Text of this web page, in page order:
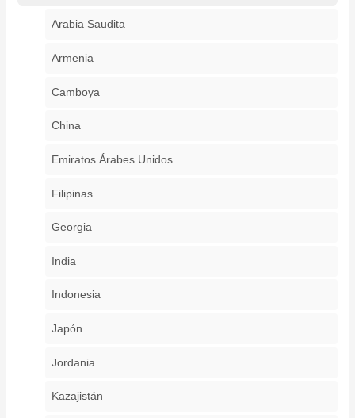
Arabia Saudita
Armenia
Camboya
China
Emiratos Árabes Unidos
Filipinas
Georgia
India
Indonesia
Japón
Jordania
Kazajistán